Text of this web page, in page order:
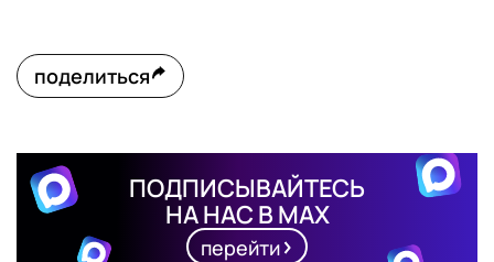
поделиться
ПОДПИСЫВАЙТЕСЬ
НА НАС В MAX
перейти